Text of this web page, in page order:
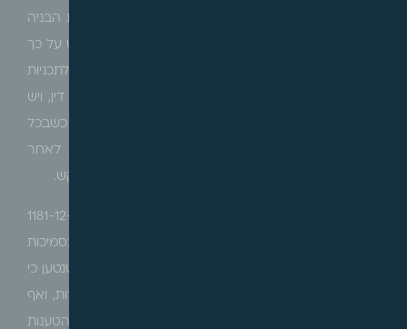
זכות שימוע כלל, וכי תכנית צ' שהגדילה את היקף זכויות הבניה
בשטח הציבורי אושרה כדין, כשבנוסף עמד בית המשפט על כך
שאמנם עיריית תל אביב נוהגת לקיים "נוהל שיתוף ציבור" לתכניות
שונות אותן היא מקדמת, אולם ההליך אינו מחויב על פי דין, ויש
שיקול דעת נרחב לעירייה אם כלל לבצעו ובאיזה אופן, כשבכל
מקרה הליך זה רלוונטי רק קודם הפקדת תכנית, ולא לאחר
אישורה, ועל כן דחה את העתירה והתיר את הבינוי המבוקש.
) אשר דחתה ערר שהגישו תושבים שגרים בסמיכות
לבית ספר, כנגד הקמת קריה לימודית ותוספת מבנים, כשנטען כי
היקף הבינוי המבוקש הינו בעל השפעות סביבתיות חמורות, ואף
פוגע בערך המקרקעין, ועדת הערר אף היא דחתה את הטענות